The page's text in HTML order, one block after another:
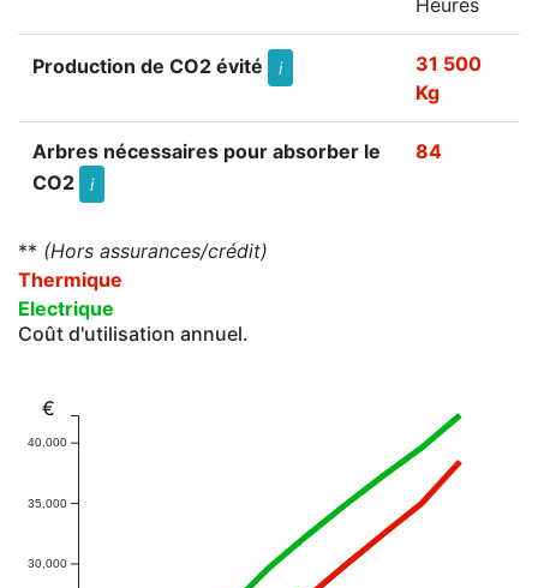
Heures
Production de CO2 évité i
31 500
Kg
Arbres nécessaires pour absorber le
CO2
i
84
** (Hors assurances/crédit)
Thermique
Electrique
Coût d'utilisation annuel.
30,000
35,000
40,000
€